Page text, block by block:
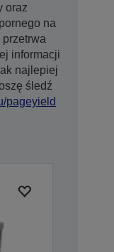
oraz
na
informacji
najlepiej
śledź
pageyield